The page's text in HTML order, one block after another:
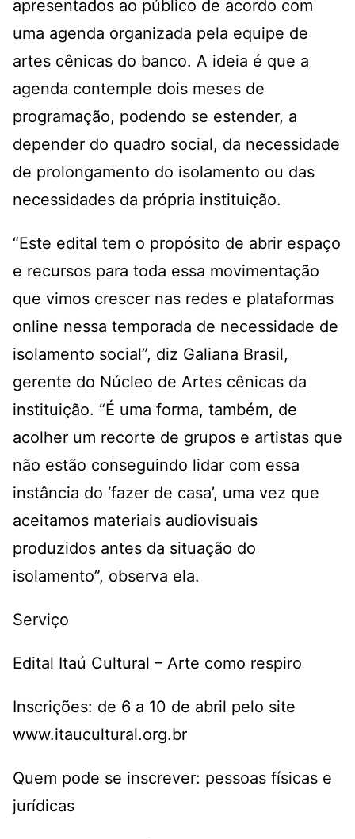
apresentados ao público de acordo com
uma agenda organizada pela equipe de
artes cênicas do banco. A ideia é que a
agenda contemple dois meses de
programação, podendo se estender, a
depender do quadro social, da necessidade
de prolongamento do isolamento ou das
necessidades da própria instituição.
“Este edital tem o propósito de abrir espaço
e recursos para toda essa movimentação
que vimos crescer nas redes e plataformas
online nessa temporada de necessidade de
isolamento social”, diz Galiana Brasil,
gerente do Núcleo de Artes cênicas da
instituição. “É uma forma, também, de
acolher um recorte de grupos e artistas que
não estão conseguindo lidar com essa
instância do ‘fazer de casa’, uma vez que
aceitamos materiais audiovisuais
produzidos antes da situação do
isolamento”, observa ela.
Serviço
Edital Itaú Cultural – Arte como respiro
Inscrições: de 6 a 10 de abril pelo site
www.itaucultural.org.br
Quem pode se inscrever: pessoas físicas e
jurídicas